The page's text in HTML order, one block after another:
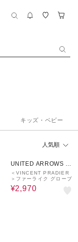
キッズ・ベビー
人気順
UNITED ARROWS O
UTLET
＜VINCENT PRADIER
＞ファーライク グローブ
¥2,970